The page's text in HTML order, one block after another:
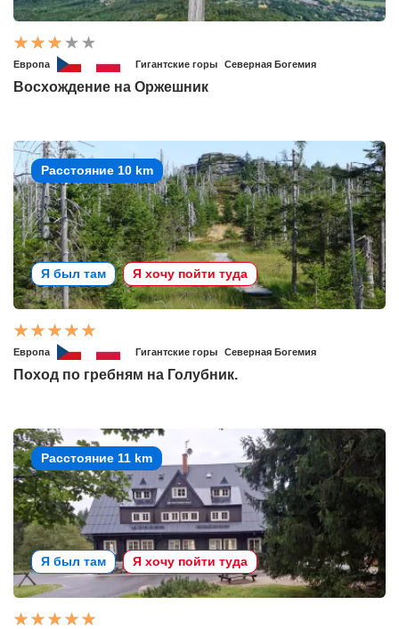
Европа Гигантские горы Северная Богемия
Восхождение на Оржешник
Расстояние 10 km
Я был там Я хочу пойти туда
Европа Гигантские горы Северная Богемия
Поход по гребням на Голубник.
Расстояние 11 km
Я был там Я хочу пойти туда